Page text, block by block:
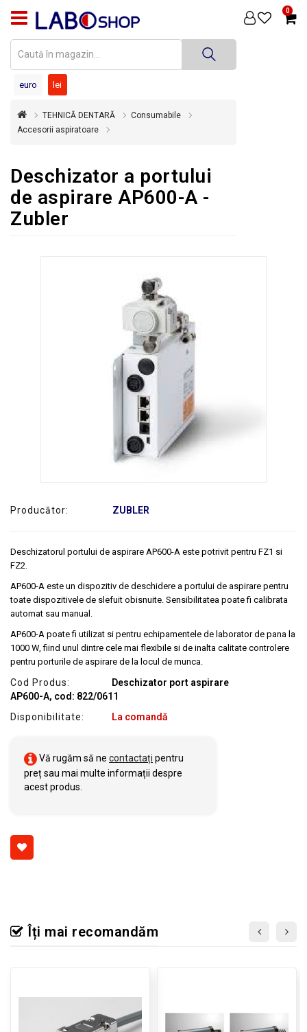
0
PRODUSE
DENTARĂ
DENTARĂ
STERILIZARE
SUPER
OFERTĂ
euro lei
TEHNICĂ DENTARĂ
Consumabile
Accesorii aspiratoare
Deschizator a portului
de aspirare AP600-A -
Zubler
Producător: ZUBLER
Deschizatorul portului de aspirare AP600-A este potrivit pentru FZ1 si
FZ2.
AP600-A este un dispozitiv de deschidere a portului de aspirare pentru
toate dispozitivele de slefuit obisnuite. Sensibilitatea poate fi calibrata
automat sau manual.
AP600-A poate fi utilizat si pentru echipamentele de laborator de pana la
1000 W, fiind unul dintre cele mai flexibile si de inalta calitate controlere
pentru porturile de aspirare de la locul de munca.
Cod Produs:
Deschizator port aspirare
AP600-A, cod: 822/0611
Disponibilitate:
La comandă
Vă rugăm să ne contactați pentru
preț sau mai multe informații despre
acest produs.
Îți mai recomandăm